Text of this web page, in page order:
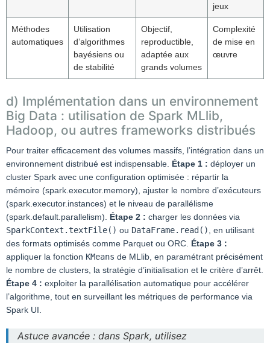
jeux
Méthodes
automatiques
Utilisation
d’algorithmes
bayésiens ou
de stabilité
Objectif,
reproductible,
adaptée aux
grands volumes
Complexité
de mise en
œuvre
d) Implémentation dans un environnement
Big Data : utilisation de Spark MLlib,
Hadoop, ou autres frameworks distribués
Pour traiter efficacement des volumes massifs, l’intégration dans un
environnement distribué est indispensable. Étape 1 : déployer un
cluster Spark avec une configuration optimisée : répartir la
mémoire (spark.executor.memory), ajuster le nombre d’exécuteurs
(spark.executor.instances) et le niveau de parallélisme
(spark.default.parallelism). Étape 2 : charger les données via
SparkContext.textFile() ou DataFrame.read()
, en utilisant
des formats optimisés comme Parquet ou ORC. Étape 3 :
appliquer la fonction KMeans de MLlib, en paramétrant précisément
le nombre de clusters, la stratégie d’initialisation et le critère d’arrêt.
Étape 4 : exploiter la parallélisation automatique pour accélérer
l’algorithme, tout en surveillant les métriques de performance via
Spark UI.
Astuce avancée : dans Spark, utilisez